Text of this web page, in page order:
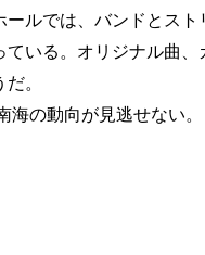
ールでは、バンドとス
ている。オリジナル曲
。
の動向が見逃せない。